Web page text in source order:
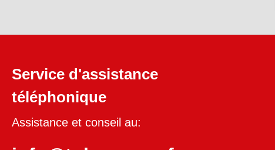
Service d'assistance
téléphonique
Assistance et conseil au: